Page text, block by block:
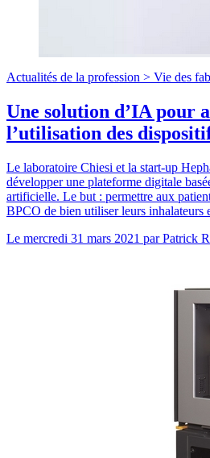
Actualités de la profession > Vie des
Une solution d’IA pour
l’utilisation des
Le laboratoire Chiesi et la start-up
développer une plateforme digitale
artificielle. Le but : permettre aux
BPCO de bien utiliser leurs inhalateurs
Le mercredi 31 mars 2021 parPatrick